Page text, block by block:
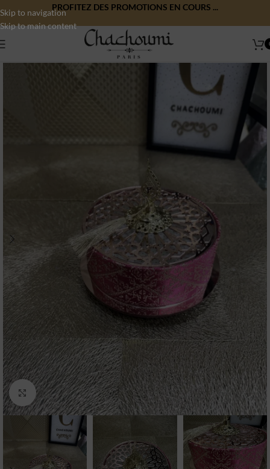
Skip to navigation
Skip to main content
PROFITEZ DES PROMOTIONS EN COURS ...
Click to enlarge